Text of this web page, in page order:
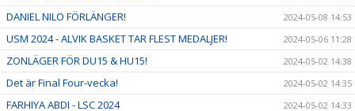
DANIEL NILO FÖRLÄNGER! 2024-05-08 14:53
USM 2024 - ALVIK BASKET TAR FLEST MEDALJER! 2024-05-06 11:28
ZONLÄGER FÖR DU15 & HU15! 2024-05-02 14:38
Det är Final Four-vecka! 2024-05-02 14:35
FARHIYA ABDI - LSC 2024 2024-05-02 14:33